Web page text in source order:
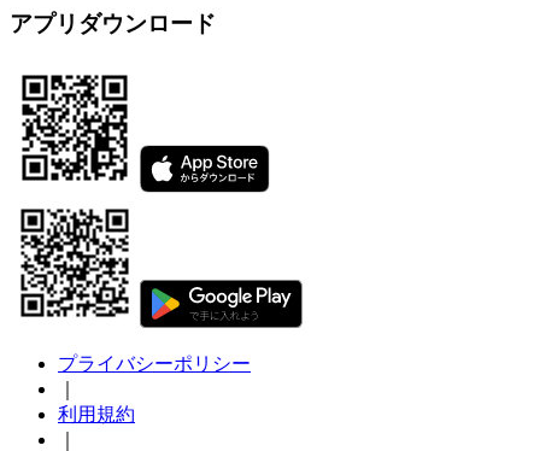
アプリダウンロード
プライバシーポリシー
利用規約